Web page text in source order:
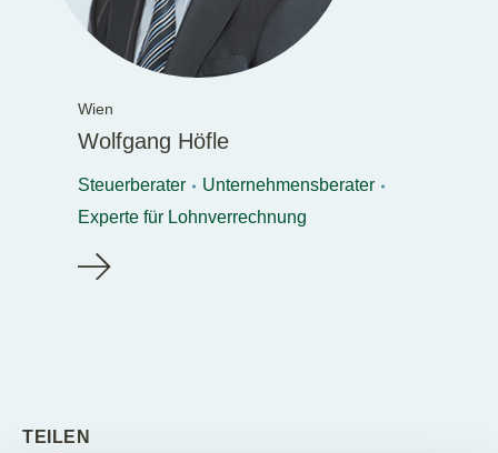
Wien
Wolfgang Höfle
Steuerberater
Unternehmensberater
Experte für Lohnverrechnung
TEILEN